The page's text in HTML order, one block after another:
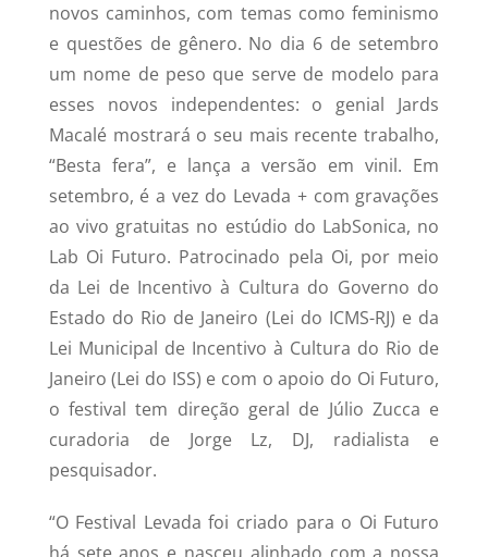
novos caminhos, com temas como feminismo
e questões de gênero. No dia 6 de setembro
um nome de peso que serve de modelo para
esses novos independentes: o genial Jards
Macalé mostrará o seu mais recente trabalho,
“Besta fera”, e lança a versão em vinil. Em
setembro, é a vez do Levada + com gravações
ao vivo gratuitas no estúdio do LabSonica, no
Lab Oi Futuro. Patrocinado pela Oi, por meio
da Lei de Incentivo à Cultura do Governo do
Estado do Rio de Janeiro (Lei do ICMS-RJ) e da
Lei Municipal de Incentivo à Cultura do Rio de
Janeiro (Lei do ISS) e com o apoio do Oi Futuro,
o festival tem direção geral de Júlio Zucca e
curadoria de Jorge Lz, DJ, radialista e
pesquisador.
“O Festival Levada foi criado para o Oi Futuro